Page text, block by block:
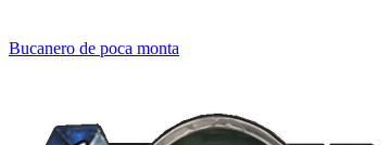
Bucanero de poca monta